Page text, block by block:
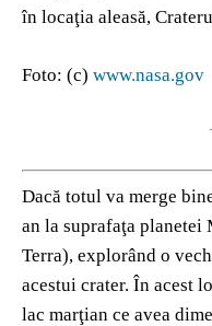
în locaţia aleasă,
Foto: (c) www.nasa.gov
Dacă totul va merge
an la suprafaţa planetei
Terra), explorând o
acestui crater. În acest
lac marţian ce avea